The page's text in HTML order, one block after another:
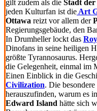
gilt zudem als die Stadt
jeden Kulturfan ist die Art
Ottawa reizt vor allem der
Regierungsgebäude, den
In Drumheller lockt das
Dinofans in seine heiligen
größte Tyrannosaurus.
die Gelegenheit, einmal im
Einen Einblick in die
Civilization. Die
herauszufinden, warum es
Edward Island hätte sich